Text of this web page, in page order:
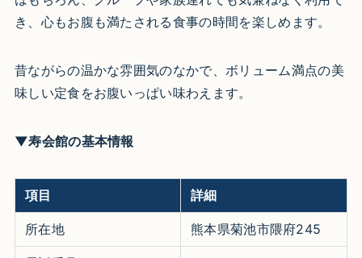
き、心もお腹も満たされる食事の時間を楽しめます。
昔ながらの温かな雰囲気のなかで、ボリューム満点の美
味しい定食をお腹いっぱい味わえます。
▼寿会館の基本情報
項目 詳細
所在地 熊本県菊池市隈府245